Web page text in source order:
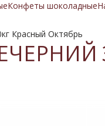
Конфеты шоколадные
Красный Октябрь